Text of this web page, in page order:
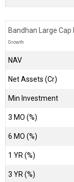
Bandhan Large Cap
Growth
NAV
Net Assets (Cr)
Min Investment
3 MO (%)
6 MO (%)
1 YR (%)
3 YR (%)